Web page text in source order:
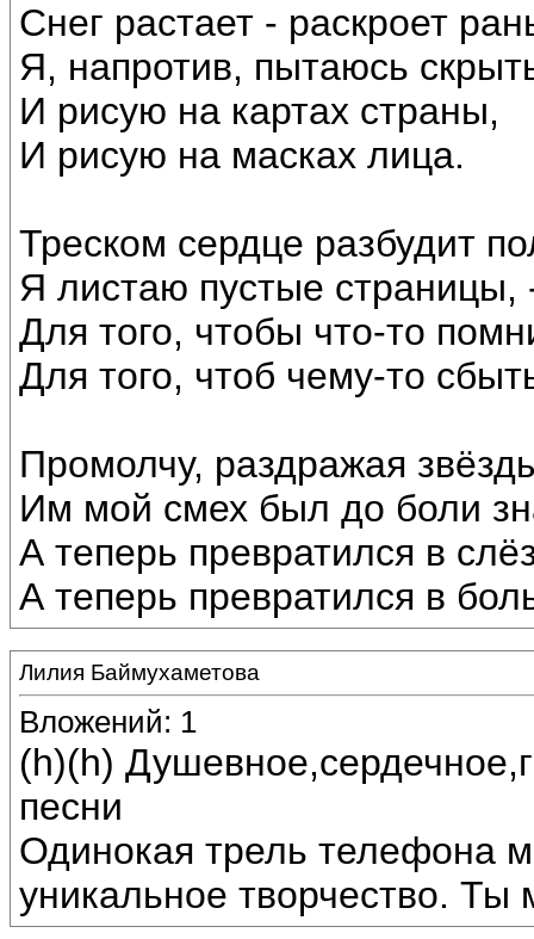
Снег растает - раскроет
Я, напротив, пытаюсь
И рисую на картах страны,
И рисую на масках лица.
Треском сердце разбудит
Я листаю пустые страницы,
Для того, чтобы что-то
Для того, чтоб чему-то
Промолчу, раздражая
Им мой смех был до боли
А теперь превратился в
А теперь превратился в
Лилия Баймухаметова
Вложений: 1
(h)(h)
песни
Одинокая трель телефона
уникальное творчество. Ты